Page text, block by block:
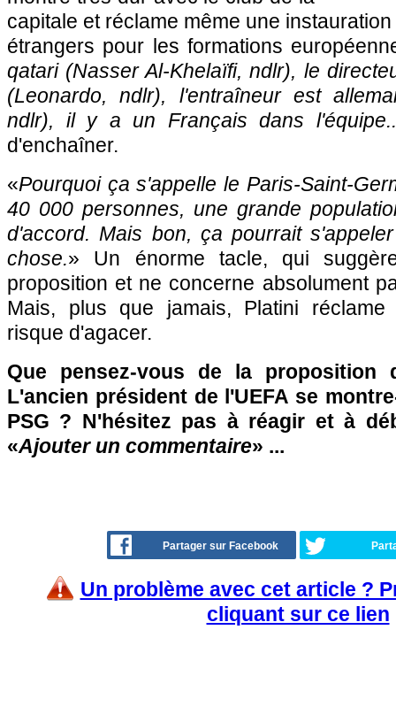
capitale et réclame même une
étrangers pour les formations
qatari (Nasser Al-Khelaïfi, ndlr), le
(Leonardo, ndlr), l'entraîneur est
ndlr), il y a un Français dans
d'enchaîner.
«Pourquoi ça s'appelle le Paris-Saint-
40 000 personnes, une grande
d'accord. Mais bon, ça pourrait
chose.» Un énorme tacle, qui
proposition et ne concerne absolument
Mais, plus que jamais, Platini réclame
risque d'agacer.
Que pensez-vous de la proposition
L'ancien président de l'UEFA se
PSG ? N'hésitez pas à réagir et à
«Ajouter un commentaire» ...
Partager sur Facebook
Un problème avec cet article ?
cliquant sur ce lien